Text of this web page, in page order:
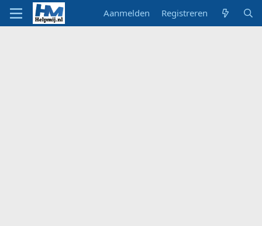
Aanmelden Registreren